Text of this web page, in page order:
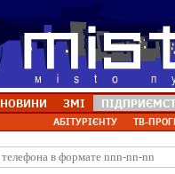
НОВИНИ ЗМІ
АБІТУРІЄНТУ ТВ-